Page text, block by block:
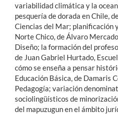
variabilidad climática y la
pesquería de dorada en Chile,
Ciencias del Mar; planificación
Norte Chico, de Álvaro
Diseño; la formación del
de Juan Gabriel Hurtado,
cómo se enseña a pensar
Educación Básica, de Damaris
Pedagogía; variación
sociolingüísticos de
del mapuzugun en el ámbito